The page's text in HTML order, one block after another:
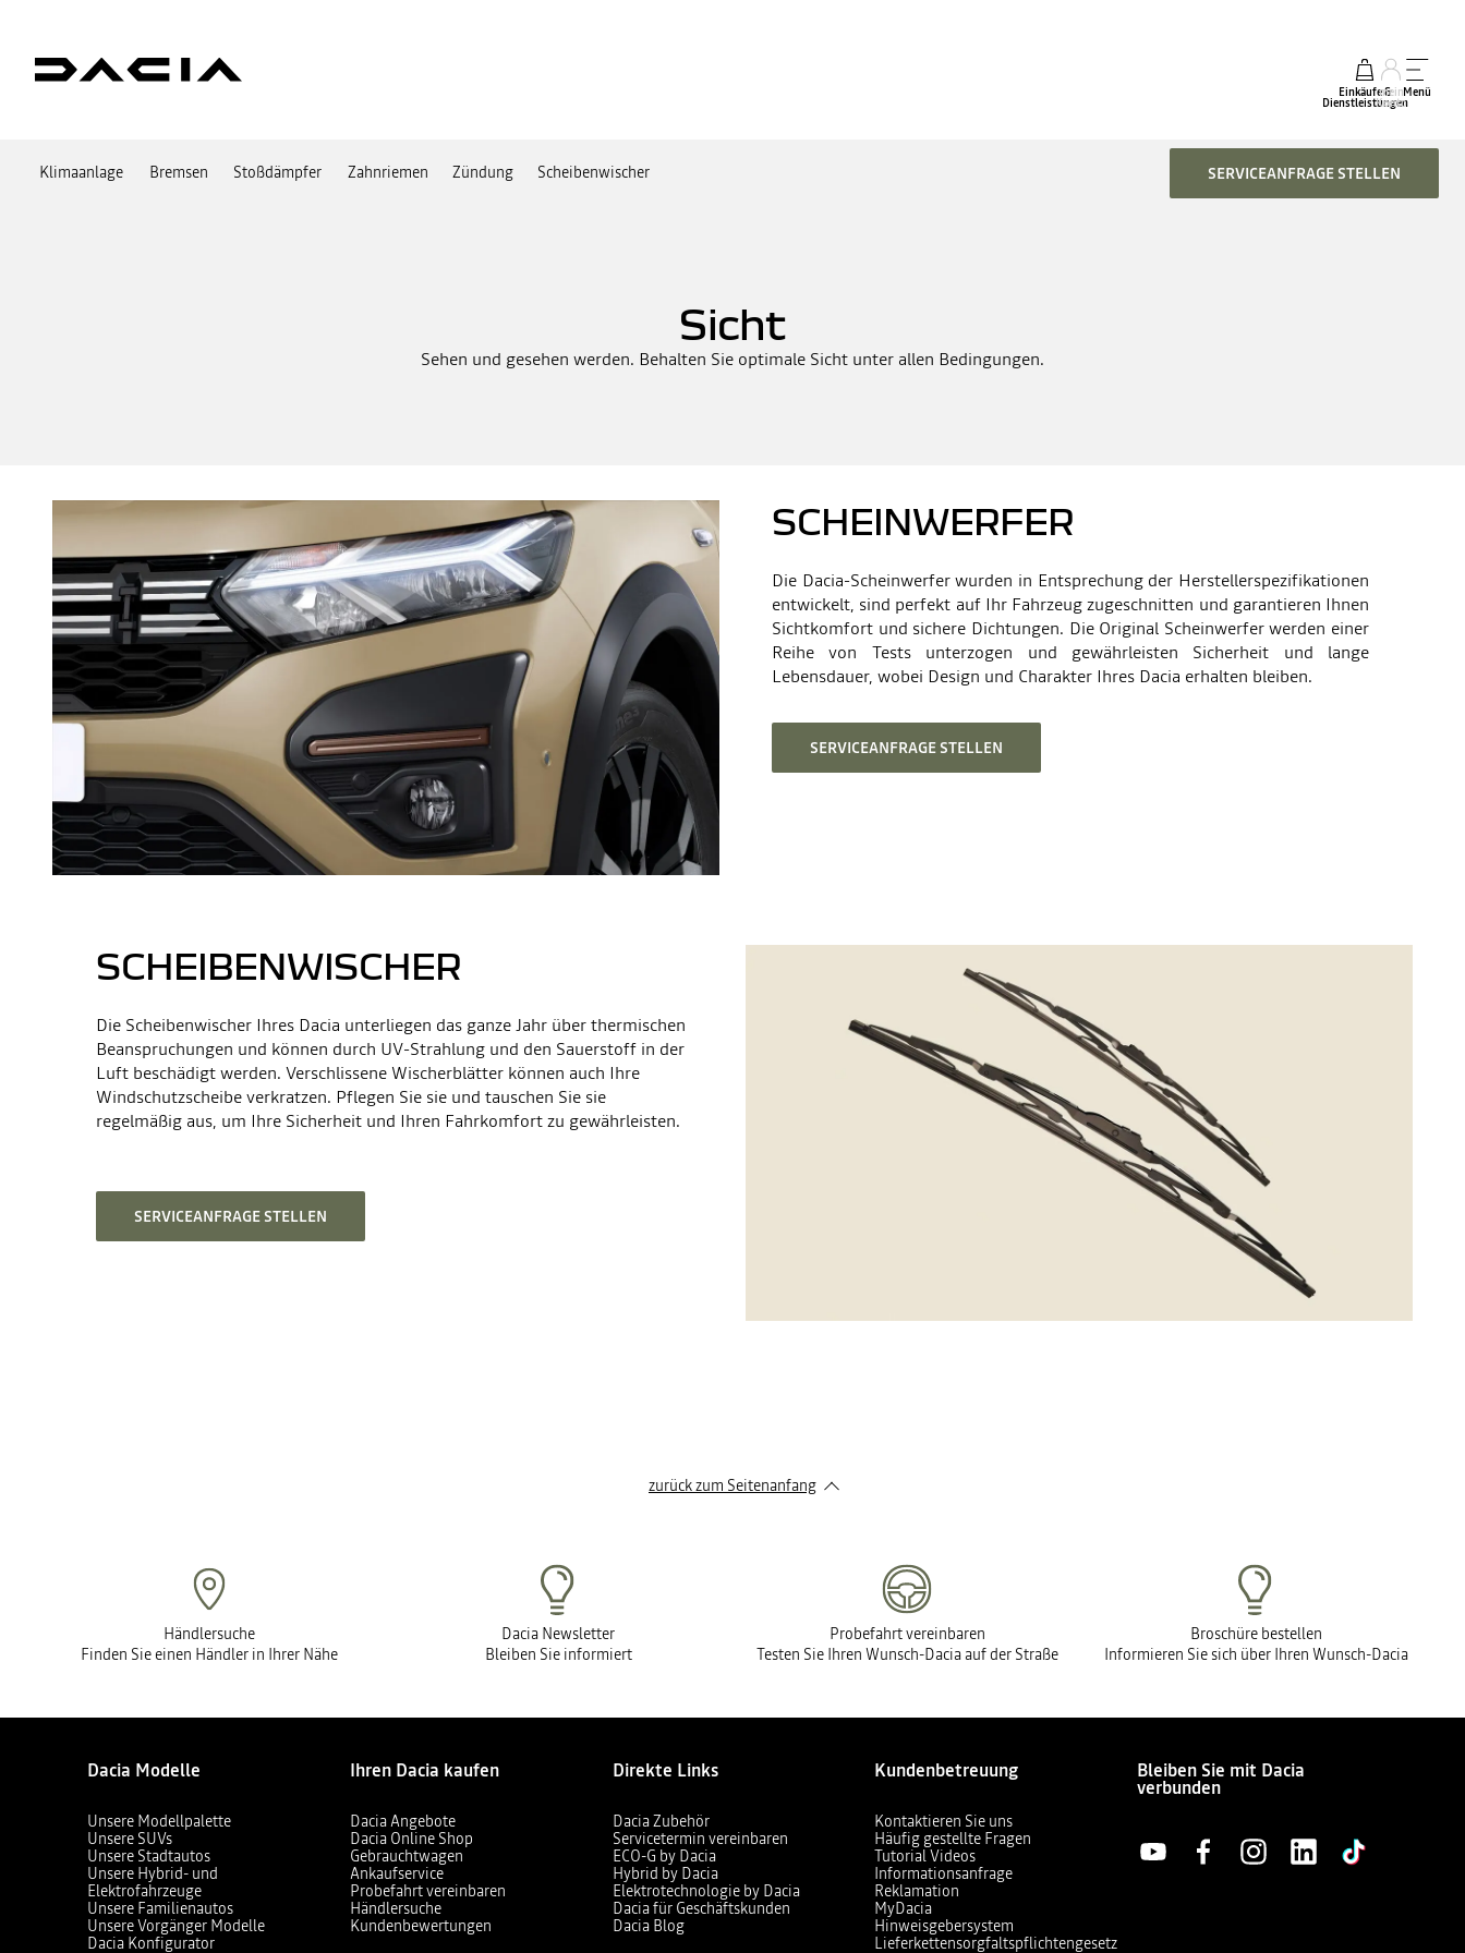
Einkäufe &
Dienstleistungen
mein
Konto
Menü
Klimaanlage Bremsen Stoßdämpfer Zahnriemen Zündung Scheibenwischer SERVICEANFRAGE STELLEN
Sicht
Sehen und gesehen werden. Behalten Sie optimale Sicht unter allen Bedingungen.
SCHEINWERFER
Die Dacia-Scheinwerfer wurden in Entsprechung der Herstellerspezifikationen
entwickelt, sind perfekt auf Ihr Fahrzeug zugeschnitten und garantieren Ihnen
Sichtkomfort und sichere Dichtungen. Die Original Scheinwerfer werden einer
Reihe von Tests unterzogen und gewährleisten Sicherheit und lange
Lebensdauer, wobei Design und Charakter Ihres Dacia erhalten bleiben.
SERVICEANFRAGE STELLEN
SCHEIBENWISCHER
Die Scheibenwischer Ihres Dacia unterliegen das ganze Jahr über thermischen
Beanspruchungen und können durch UV-Strahlung und den Sauerstoff in der
Luft beschädigt werden. Verschlissene Wischerblätter können auch Ihre
Windschutzscheibe verkratzen. Pflegen Sie sie und tauschen Sie sie
regelmäßig aus, um Ihre Sicherheit und Ihren Fahrkomfort zu gewährleisten.
SERVICEANFRAGE STELLEN
zurück zum Seitenanfang
Händlersuche
Finden Sie einen Händler in Ihrer Nähe
Dacia Newsletter
Bleiben Sie informiert
Probefahrt vereinbaren
Testen Sie Ihren Wunsch-Dacia auf der Straße
Broschüre bestellen
Informieren Sie sich über Ihren Wunsch-Dacia
Dacia Modelle
Unsere Modellpalette
Unsere SUVs
Unsere Stadtautos
Unsere Hybrid- und
Elektrofahrzeuge
Unsere Familienautos
Unsere Vorgänger Modelle
Dacia Konfigurator
Ihren Dacia kaufen
Dacia Angebote
Dacia Online Shop
Gebrauchtwagen
Ankaufservice
Probefahrt vereinbaren
Händlersuche
Kundenbewertungen
Direkte Links
Dacia Zubehör
Servicetermin vereinbaren
ECO-G by Dacia
Hybrid by Dacia
Elektrotechnologie by Dacia
Dacia für Geschäftskunden
Dacia Blog
Kundenbetreuung
Kontaktieren Sie uns
Häufig gestellte Fragen
Tutorial Videos
Informationsanfrage
Reklamation
MyDacia
Hinweisgebersystem
Lieferkettensorgfaltspflichtengesetz
Bleiben Sie mit Dacia
verbunden